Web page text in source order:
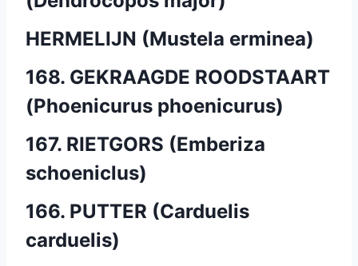
HERMELIJN (Mustela erminea)
168. GEKRAAGDE ROODSTAART
(Phoenicurus phoenicurus)
167. RIETGORS (Emberiza
schoeniclus)
166. PUTTER (Carduelis
carduelis)